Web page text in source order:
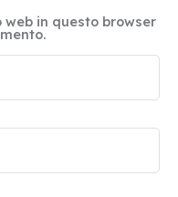
web in questo browser